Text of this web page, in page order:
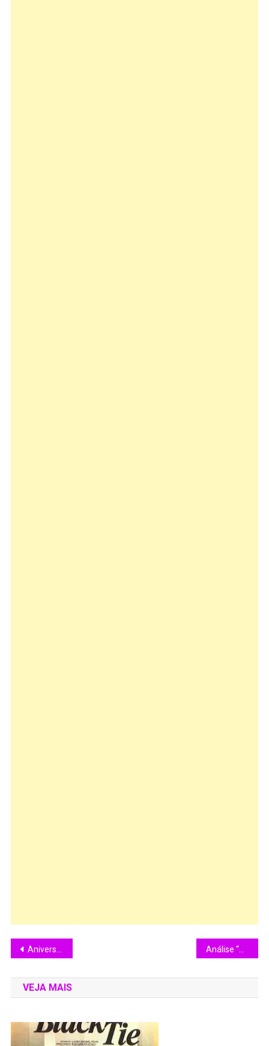
Aniversário de 54 Anos de Rubens Barrichelo
VEJA MAIS